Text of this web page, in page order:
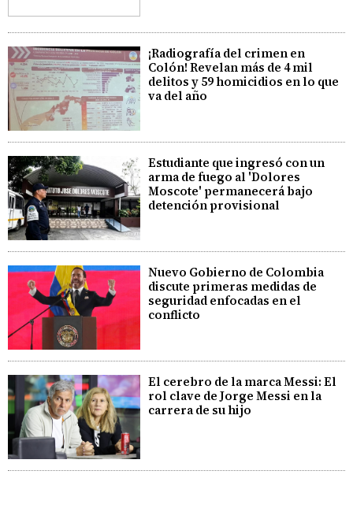
¡Radiografía del crimen en
Colón! Revelan más de 4 mil
delitos y 59 homicidios en lo que
va del año
Estudiante que ingresó con un
arma de fuego al 'Dolores
Moscote' permanecerá bajo
detención provisional
Nuevo Gobierno de Colombia
discute primeras medidas de
seguridad enfocadas en el
conflicto
El cerebro de la marca Messi: El
rol clave de Jorge Messi en la
carrera de su hijo